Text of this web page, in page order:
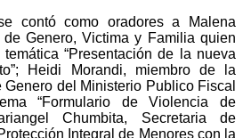
contó como oradores a Malena
de Genero, Victima y Familia quien
“Presentación de la nueva
Heidi Morandi, miembro de la
del Ministerio Publico Fiscal
“Formulario de Violencia de
Chumbita, Secretaria de
Integral de Menores con la